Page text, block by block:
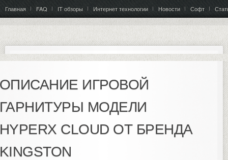
Главная FAQ IT обзоры Интернет технологии Новости Софт
ИГРОВОЙ
МОДЕЛИ
CLOUD ОТ БРЕНДА